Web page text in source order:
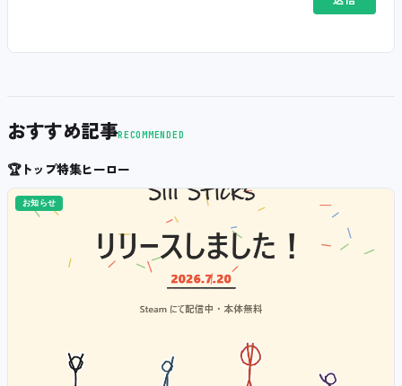
おすすめ記事RECOMMENDED
🏆トップ特集ヒーロー
お知らせ